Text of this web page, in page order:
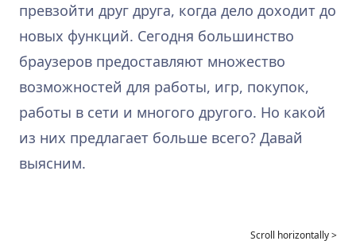
превзойти друг друга, когда дело доходит до
новых функций. Сегодня большинство
браузеров предоставляют множество
возможностей для работы, игр, покупок,
работы в сети и многого другого. Но какой
из них предлагает больше всего? Давай
выясним.